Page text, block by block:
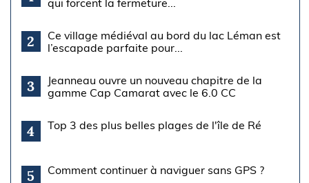
qui forcent la fermeture...
2
Ce village médiéval au bord du lac Léman est
l’escapade parfaite pour...
3
Jeanneau ouvre un nouveau chapitre de la
gamme Cap Camarat avec le 6.0 CC
4 Top 3 des plus belles plages de l'île de Ré
5 Comment continuer à naviguer sans GPS ?